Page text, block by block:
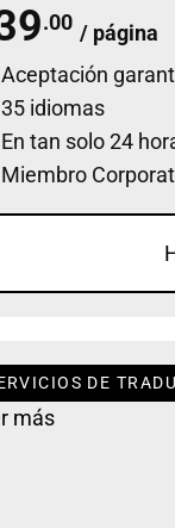
.00 / página
Aceptación
35 idiomas
En tan solo 24
Miembro
DE
más